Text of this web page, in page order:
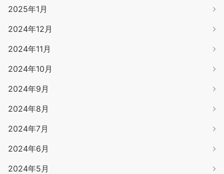
2025年1月
2024年12月
2024年11月
2024年10月
2024年9月
2024年8月
2024年7月
2024年6月
2024年5月